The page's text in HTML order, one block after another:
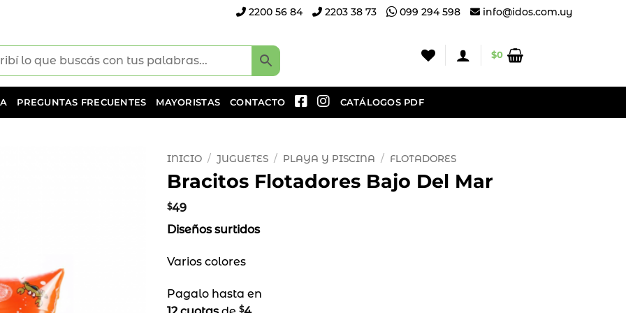
2200 56 84 2203 38 73 099 294 598 info@idos.com.uy
$0
PREGUNTAS FRECUENTES MAYORISTAS CONTACTO CATÁLOGOS PDF
INICIO / JUGUETES / PLAYA Y PISCINA / FLOTADORES
Bracitos Flotadores Bajo Del Mar
$49
Diseños surtidos
Varios colores
Pagalo hasta en
$